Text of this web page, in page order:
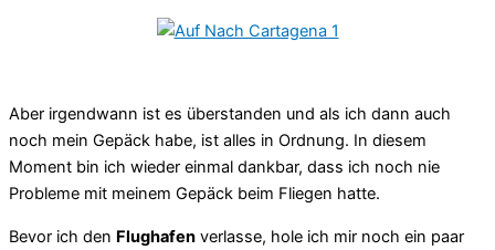
Aber irgendwann ist es überstanden und als ich dann auch
noch mein Gepäck habe, ist alles in Ordnung. In diesem
Moment bin ich wieder einmal dankbar, dass ich noch nie
Probleme mit meinem Gepäck beim Fliegen hatte.
Bevor ich den Flughafen verlasse, hole ich mir noch ein paar